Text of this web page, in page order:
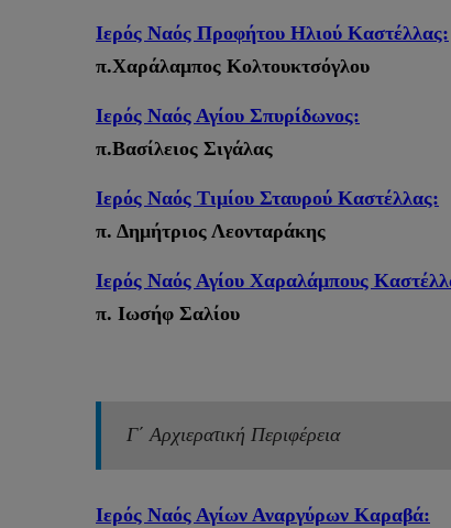
Ιερός Ναός Προφήτου Ηλιού Καστέλλας:
π.Χαράλαμπος Κολτουκτσόγλου
Ιερός Ναός Αγίου Σπυρίδωνος:
π.Βασίλειος Σιγάλας
Ιερός Ναός Τιμίου Σταυρού Καστέλλας:
π. Δημήτριος Λεονταράκης
Ιερός Ναός Αγίου Χαραλάμπους
π. Ιωσήφ Σαλίου
Γ΄ Αρχιερατική Περιφέρεια
Ιερός Ναός Αγίων Αναργύρων Καραβά: